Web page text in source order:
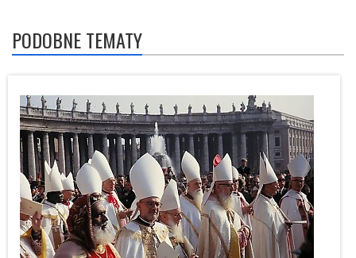
PODOBNE TEMATY